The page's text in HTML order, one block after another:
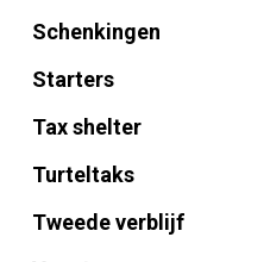
Schenkingen
Starters
Tax shelter
Turteltaks
Tweede verblijf